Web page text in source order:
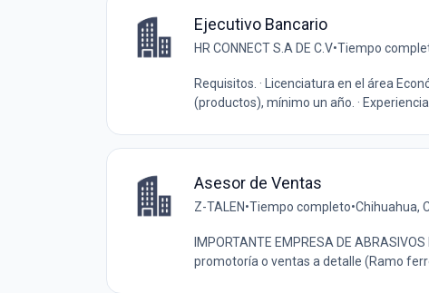
Ejecutivo Bancario
HR CONNECT S.A DE C.V•Tiempo
Requisitos. · Licenciatura en el área
(productos), mínimo un año. ·
Asesor de Ventas
Z-TALEN•Tiempo completo•Chihuahua,
IMPORTANTE EMPRESA DE
promotoría o ventas a detalle (Ramo